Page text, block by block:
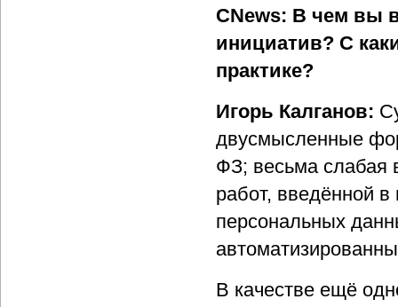
CNews: В чем вы
инициатив? С
практике?
Игорь Калганов:
двусмысленные
ФЗ; весьма слабая
работ, введённой в
персональных
В качестве ещё